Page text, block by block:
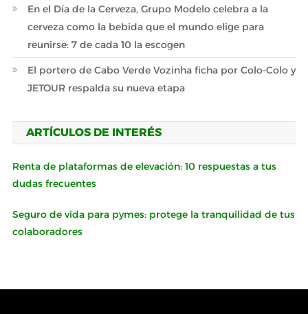
En el Día de la Cerveza, Grupo Modelo celebra a la
cerveza como la bebida que el mundo elige para
reunirse: 7 de cada 10 la escogen
El portero de Cabo Verde Vozinha ficha por Colo-Colo y
JETOUR respalda su nueva etapa
ARTÍCULOS DE INTERÉS
Renta de plataformas de elevación: 10 respuestas a tus
dudas frecuentes
Seguro de vida para pymes: protege la tranquilidad de tus
colaboradores